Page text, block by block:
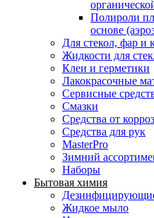
Полироли
основе
Для стекол, фар и
Жидкости для
Клеи и герметики
Лакокрасочные
Сервисные
Смазки
Средства от
Средства для рук
MasterPro
Зимний
Наборы
Бытовая химия
Жидкое мыло